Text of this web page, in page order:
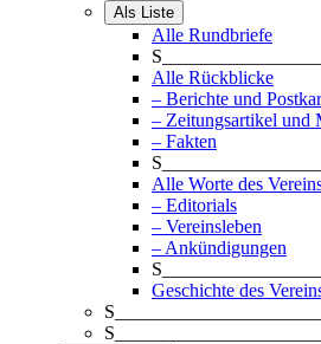
Als Liste
Alle Rundbriefe
Alle Rückblicke
– Berichte und
– Zeitungsartikel und
– Fakten
Alle Worte des
– Editorials
– Vereinsleben
– Ankündigungen
Geschichte des